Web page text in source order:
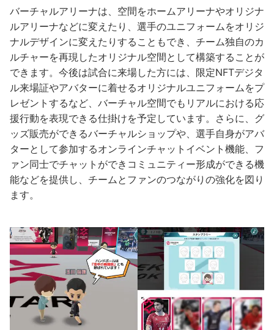
バーチャルアリーナは、空間をホームアリーナやオリジナ
ルアリーナなどに変えたり、選手のユニフォームをオリジ
ナルデザインに変えたりすることもでき、チーム独自のカ
ルチャーを再現したオリジナル空間として構築することが
できます。今後は試合に来場した方には、限定NFTデジタ
ル来場証やアバターに着せるオリジナルユニフォームをプ
レゼントするなど、バーチャル空間でもリアルにおける応
援行動を表現できる仕掛けを予定しています。さらに、グ
ッズ販売ができるバーチャルショップや、選手自身がアバ
ターとして参加するオンラインチャットイベント機能、フ
ァン同士でチャットができコミュニティー形成ができる機
能などを提供し、チームとファンのつながりの強化を図り
ます。